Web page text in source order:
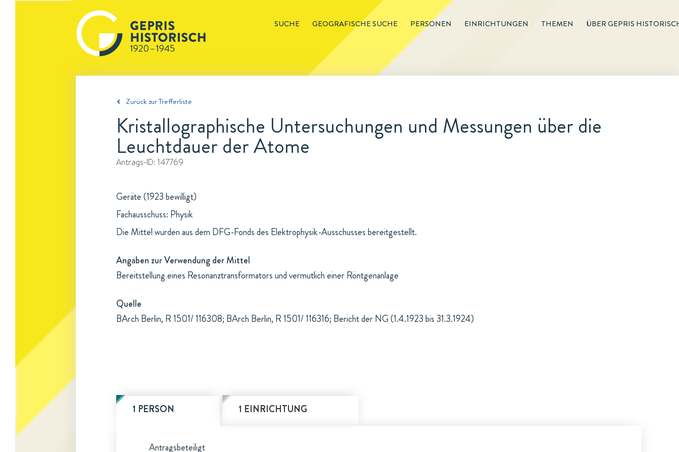
SUCHE GEOGRAFISCHE SUCHE PERSONEN EINRICHTUNGEN THEMEN ÜBER GEPRIS
Zurück zur Trefferliste
Kristallographische Untersuchungen und Messungen über die
Leuchtdauer der Atome
Antrags-ID: 147769
Geräte (1923 bewilligt)
Fachausschuss: Physik
Die Mittel wurden aus dem DFG-Fonds des Elektrophysik-Ausschusses bereitgestellt.
Angaben zur Verwendung der Mittel
Bereitstellung eines Resonanztransformators und vermutlich einer Röntgenanlage
Quelle
BArch Berlin, R 1501/ 116308; BArch Berlin, R 1501/ 116316; Bericht der NG (1.4.1923 bis 31.3.1924)
1 PERSON 1 EINRICHTUNG
Antragsbeteiligt